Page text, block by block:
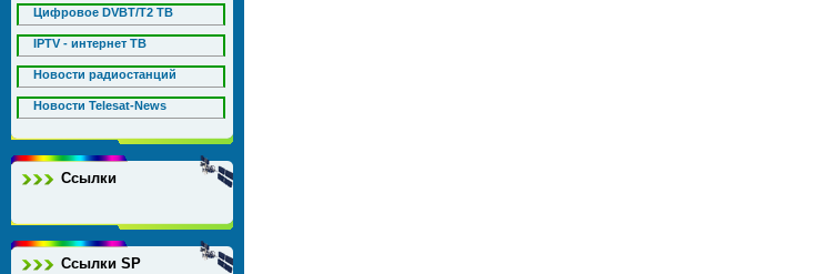
Цифровое DVBT/T2 ТВ
IPTV - интернет ТВ
Новости радиостанций
Новости Telesat-News
Ссылки
Ссылки SP